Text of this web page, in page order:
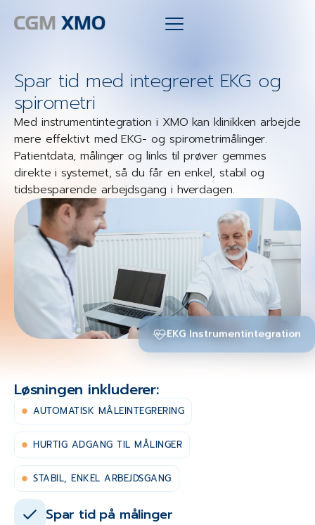
Spar tid med integreret EKG og
spirometri
Med instrumentintegration i XMO kan klinikken arbejde
mere effektivt med EKG- og spirometrimålinger.
Patientdata, målinger og links til prøver gemmes
direkte i systemet, så du får en enkel, stabil og
tidsbesparende arbejdsgang i hverdagen.
EKG Instrumentintegration
Løsningen inkluderer:
AUTOMATISK MÅLEINTEGRERING
HURTIG ADGANG TIL MÅLINGER
STABIL, ENKEL ARBEJDSGANG
Spar tid på målinger